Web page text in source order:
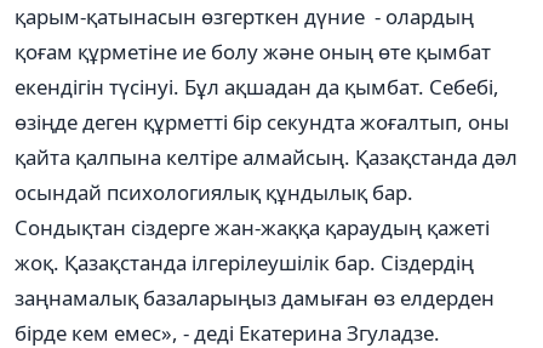
қарым-қатынасын өзгерткен дүние - олардың
қоғам құрметіне ие болу және оның өте қымбат
екендігін түсінуі. Бұл ақшадан да қымбат. Себебі,
өзіңде деген құрметті бір секундта жоғалтып, оны
қайта қалпына келтіре алмайсың. Қазақстанда дәл
осындай психологиялық құндылық бар.
Сондықтан сіздерге жан-жаққа қараудың қажеті
жоқ. Қазақстанда ілгерілеушілік бар. Сіздердің
заңнамалық базаларыңыз дамыған өз елдерден
бірде кем емес», - деді Екатерина Згуладзе.